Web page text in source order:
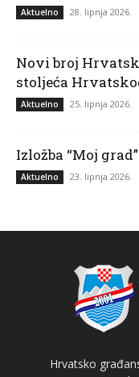
Aktuelno 28. lipnja 2026.
Novi broj
stoljeća
Aktuelno 25. lipnja 2026.
Izložba “Moj
Aktuelno 23. lipnja 2026.
Hrvatsko